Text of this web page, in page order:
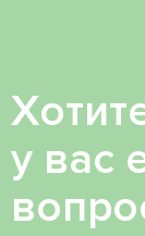
у вас